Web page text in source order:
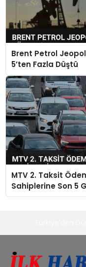
Brent Petrol
5’ten Fazla Düştü
MTV 2. Taksit
Sahiplerine Son 5